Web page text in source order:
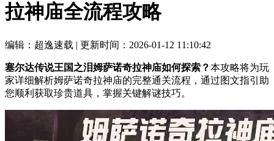
拉神庙全流程攻略
编辑：超逸速载 | 更新时间：2026-01-12 11:10:42
塞尔达传说王国之泪姆萨诺奇拉神庙如何探索？本攻略将为玩
家详细解析姆萨诺奇拉神庙的完整通关流程，通过图文指引助
您顺利获取珍贵道具，掌握关键解谜技巧。